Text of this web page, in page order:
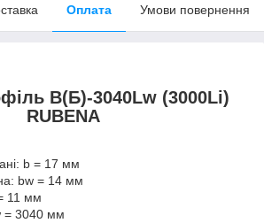
Оплата Умови повернення
В(Б)-3040Lw (3000Li)
RUBENA
b = 17 мм
bw = 14 мм
11 мм
= 3040 мм